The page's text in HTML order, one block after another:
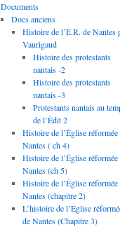
Documents
Docs anciens
Histoire de l’E.R. de Nantes
Vaurigaud
Histoire des protestants
nantais -2
Histoire des protestants
nantais -3
Protestants nantais au
de l’Édit 2
Histoire de l’Église réformée
Nantes ( ch 4)
Histoire de l’Église réformée
Nantes (ch 5)
Histoire de l’Église réformée
Nantes (chapitre 2)
L’histoire de l’Église
de Nantes (Chapitre 3)